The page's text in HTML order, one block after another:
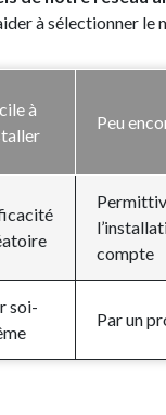
à sélectionner
à
Peu
compte
soi-
Par un